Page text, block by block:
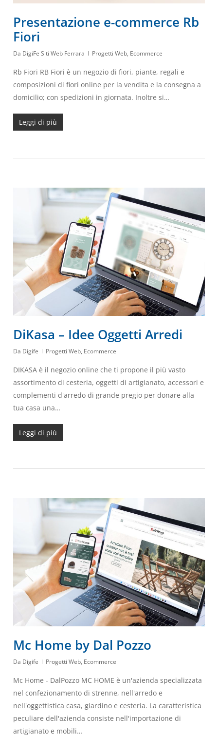
Presentazione e-commerce Rb
Fiori
Da DigiFe Siti Web Ferrara Progetti Web, Ecommerce
Rb Fiori RB Fiori è un negozio di fiori, piante, regali e
composizioni di fiori online per la vendita e la consegna a
domicilio; con spedizioni in giornata. Inoltre si…
Leggi di più
DiKasa – Idee Oggetti Arredi
Da Digife Progetti Web, Ecommerce
DIKASA è il negozio online che ti propone il più vasto
assortimento di cesteria, oggetti di artigianato, accessori e
complementi d'arredo di grande pregio per donare alla
tua casa una…
Leggi di più
Mc Home by Dal Pozzo
Da Digife Progetti Web, Ecommerce
Mc Home - DalPozzo MC HOME è un'azienda specializzata
nel confezionamento di strenne, nell'arredo e
nell'oggettistica casa, giardino e cesteria. La caratteristica
peculiare dell'azienda consiste nell'importazione di
artigianato e mobili…